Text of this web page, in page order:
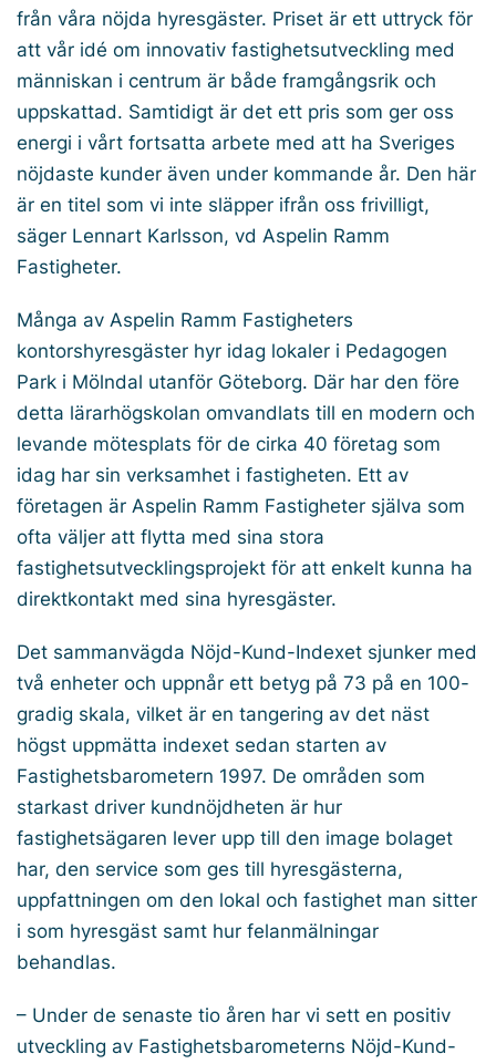
från våra nöjda hyresgäster. Priset är ett uttryck för
att vår idé om innovativ fastighetsutveckling med
människan i centrum är både framgångsrik och
uppskattad. Samtidigt är det ett pris som ger oss
energi i vårt fortsatta arbete med att ha Sveriges
nöjdaste kunder även under kommande år. Den här
är en titel som vi inte släpper ifrån oss frivilligt,
säger Lennart Karlsson, vd Aspelin Ramm
Fastigheter.
Många av Aspelin Ramm Fastigheters
kontorshyresgäster hyr idag lokaler i Pedagogen
Park i Mölndal utanför Göteborg. Där har den före
detta lärarhögskolan omvandlats till en modern och
levande mötesplats för de cirka 40 företag som
idag har sin verksamhet i fastigheten. Ett av
företagen är Aspelin Ramm Fastigheter själva som
ofta väljer att flytta med sina stora
fastighetsutvecklingsprojekt för att enkelt kunna ha
direktkontakt med sina hyresgäster.
Det sammanvägda Nöjd-Kund-Indexet sjunker med
två enheter och uppnår ett betyg på 73 på en 100-
gradig skala, vilket är en tangering av det näst
högst uppmätta indexet sedan starten av
Fastighetsbarometern 1997. De områden som
starkast driver kundnöjdheten är hur
fastighetsägaren lever upp till den image bolaget
har, den service som ges till hyresgästerna,
uppfattningen om den lokal och fastighet man sitter
i som hyresgäst samt hur felanmälningar
behandlas.
– Under de senaste tio åren har vi sett en positiv
utveckling av Fastighetsbarometerns Nöjd-Kund-